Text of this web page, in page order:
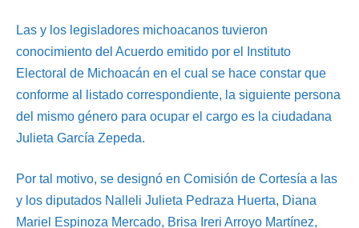
Las y los legisladores michoacanos tuvieron
conocimiento del Acuerdo emitido por el Instituto
Electoral de Michoacán en el cual se hace constar que
conforme al listado correspondiente, la siguiente persona
del mismo género para ocupar el cargo es la ciudadana
Julieta García Zepeda.
Por tal motivo, se designó en Comisión de Cortesía a las
y los diputados Nalleli Julieta Pedraza Huerta, Diana
Mariel Espinoza Mercado, Brisa Ireri Arroyo Martínez,